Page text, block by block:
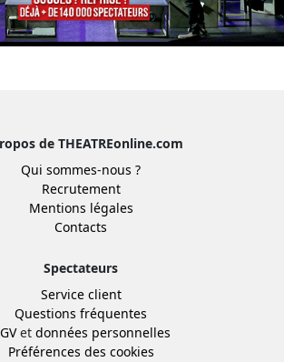
de THEATREonline.com
Qui sommes-nous ?
Recrutement
Mentions légales
Contacts
Spectateurs
Service client
Questions fréquentes
et données personnelles
Préférences des cookies